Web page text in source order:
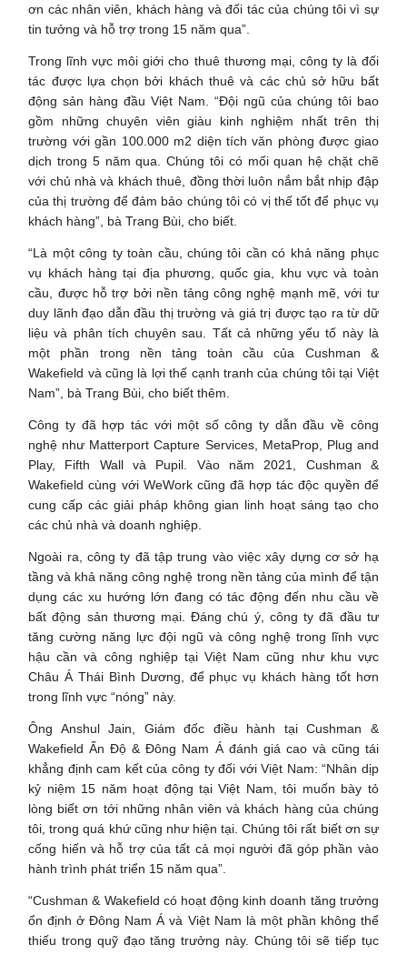
ơn các nhân viên, khách hàng và đối tác của chúng tôi vì sự
tin tưởng và hỗ trợ trong 15 năm qua”.
Trong lĩnh vực môi giới cho thuê thương mại, công ty là đối
tác được lựa chọn bởi khách thuê và các chủ sở hữu bất
động sản hàng đầu Việt Nam. “Đội ngũ của chúng tôi bao
gồm những chuyên viên giàu kinh nghiệm nhất trên thị
trường với gần 100.000 m2 diện tích văn phòng được giao
dịch trong 5 năm qua. Chúng tôi có mối quan hệ chặt chẽ
với chủ nhà và khách thuê, đồng thời luôn nắm bắt nhịp đập
của thị trường để đảm bảo chúng tôi có vị thế tốt để phục vụ
khách hàng”, bà Trang Bùi, cho biết.
“Là một công ty toàn cầu, chúng tôi cần có khả năng phục
vụ khách hàng tại địa phương, quốc gia, khu vực và toàn
cầu, được hỗ trợ bởi nền tảng công nghệ mạnh mẽ, với tư
duy lãnh đạo dẫn đầu thị trường và giá trị được tạo ra từ dữ
liệu và phân tích chuyên sau. Tất cả những yếu tố này là
một phần trong nền tảng toàn cầu của Cushman &
Wakefield và cũng là lợi thế cạnh tranh của chúng tôi tại Việt
Nam”, bà Trang Bùi, cho biết thêm.
Công ty đã hợp tác với một số công ty dẫn đầu về công
nghệ như Matterport Capture Services, MetaProp, Plug and
Play, Fifth Wall và Pupil. Vào năm 2021, Cushman &
Wakefield cùng với WeWork cũng đã hợp tác độc quyền để
cung cấp các giải pháp không gian linh hoạt sáng tạo cho
các chủ nhà và doanh nghiệp.
Ngoài ra, công ty đã tập trung vào việc xây dựng cơ sở hạ
tầng và khả năng công nghệ trong nền tảng của mình để tận
dụng các xu hướng lớn đang có tác động đến nhu cầu về
bất động sản thương mại. Đáng chú ý, công ty đã đầu tư
tăng cường năng lực đội ngũ và công nghệ trong lĩnh vực
hậu cần và công nghiệp tại Việt Nam cũng như khu vực
Châu Á Thái Bình Dương, để phục vụ khách hàng tốt hơn
trong lĩnh vực “nóng” này.
Ông Anshul Jain, Giám đốc điều hành tại Cushman &
Wakefield Ấn Độ & Đông Nam Á đánh giá cao và cũng tái
khẳng định cam kết của công ty đối với Việt Nam: “Nhân dịp
kỷ niệm 15 năm hoạt động tại Việt Nam, tôi muốn bày tỏ
lòng biết ơn tới những nhân viên và khách hàng của chúng
tôi, trong quá khứ cũng như hiện tại. Chúng tôi rất biết ơn sự
cống hiến và hỗ trợ của tất cả mọi người đã góp phần vào
hành trình phát triển 15 năm qua”.
“Cushman & Wakefield có hoạt động kinh doanh tăng trưởng
ổn định ở Đông Nam Á và Việt Nam là một phần không thể
thiếu trong quỹ đạo tăng trưởng này. Chúng tôi sẽ tiếp tục